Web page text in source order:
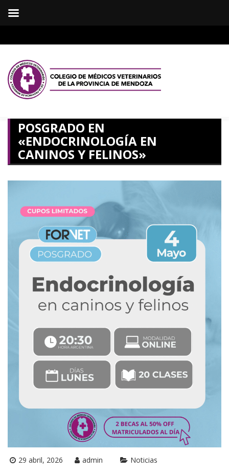
POSGRADO EN
«ENDOCRINOLOGÍA EN
CANINOS Y FELINOS»
29 abril, 2026 admin Noticias